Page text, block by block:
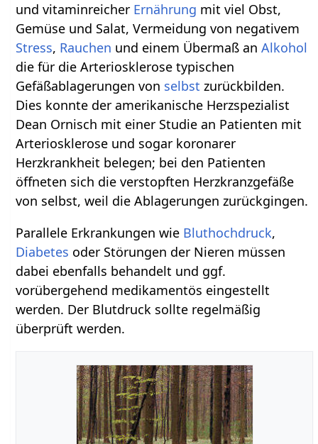
und vitaminreicher Ernährung mit viel Obst,
Gemüse und Salat, Vermeidung von negativem
Stress, Rauchen und einem Übermaß anAlkohol
die für die Arteriosklerose typischen
Gefäßablagerungen von selbst zurückbilden.
Dies konnte der amerikanische Herzspezialist
Dean Ornisch mit einer Studie an Patienten mit
Arteriosklerose und sogar koronarer
Herzkrankheit belegen; bei den Patienten
öffneten sich die verstopften Herzkranzgefäße
von selbst, weil die Ablagerungen zurückgingen.
Parallele Erkrankungen wie Bluthochdruck,
Diabetes oder Störungen der Nieren müssen
dabei ebenfalls behandelt und ggf.
vorübergehend medikamentös eingestellt
werden. Der Blutdruck sollte regelmäßig
überprüft werden.